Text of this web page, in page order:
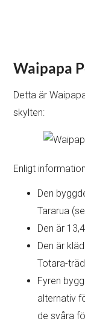
Waipapa
Detta är
skylten:
Enligt
Den
Tararua
Den är
Den är
Totara-träd
Fyren
alternativ
de svåra